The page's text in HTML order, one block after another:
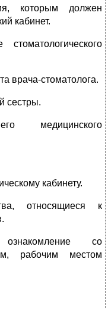
которым должен
кабинет.
врача-стоматолога.
сестры.
медицинского
кабинету.
относящиеся к
ознакомление со
рабочим местом